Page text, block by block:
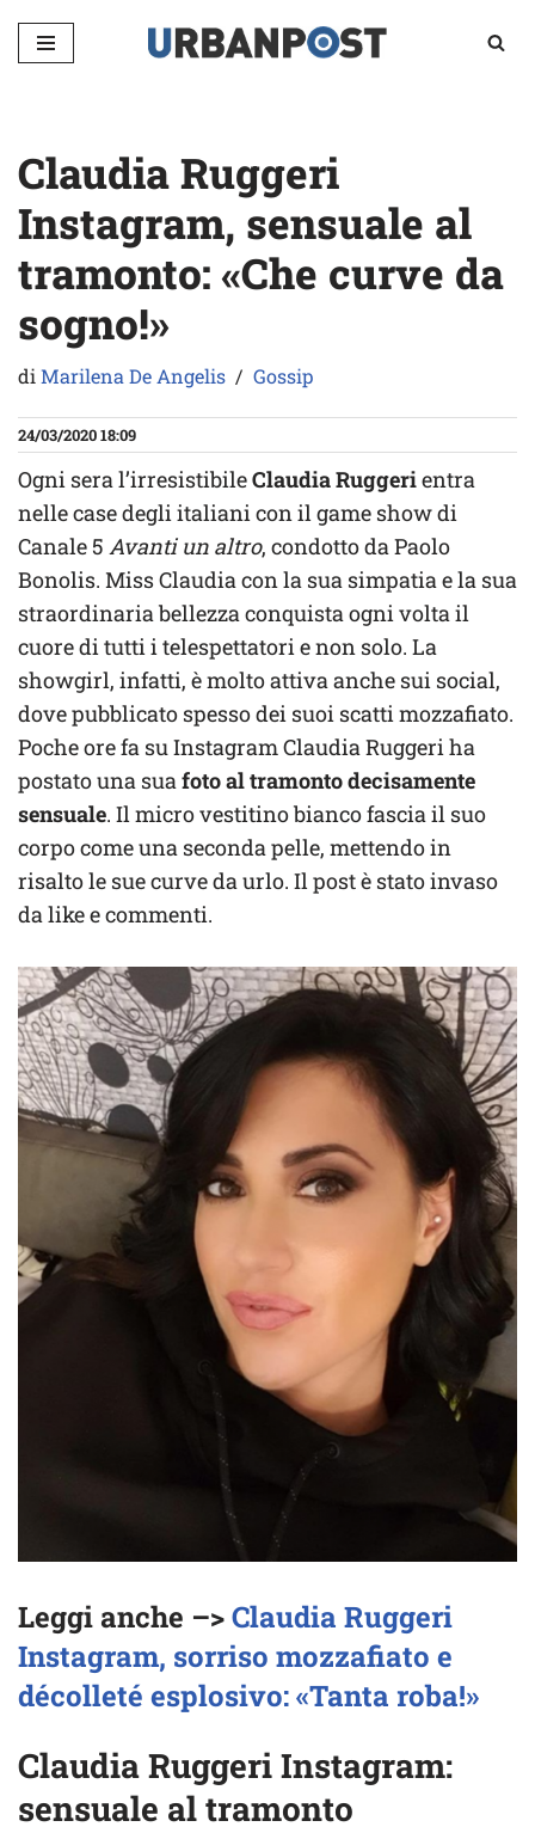
Vai
Claudia Ruggeri
Instagram, sensuale al
tramonto: «Che curve da
sogno!»
diMarilena De Angelis Gossip
24/03/2020 18:09
Ogni sera l’irresistibileClaudia Ruggerientra
nelle case degli italiani con il game show di
Canale 5 Avanti un altro, condotto da Paolo
Bonolis. Miss Claudia con la sua simpatia e la sua
straordinaria bellezza conquista ogni volta il
cuore di tutti i telespettatori e non solo. La
showgirl, infatti, è molto attiva anche sui social,
dove pubblicato spesso dei suoi scatti mozzafiato.
Poche ore fa su Instagram Claudia Ruggeri ha
postato una suafoto al tramonto decisamente
sensuale. Il micro vestitino bianco fascia il suo
corpo come una seconda pelle, mettendo in
risalto le sue curve da urlo. Il post è stato invaso
da like e commenti.
Leggi anche –>Claudia Ruggeri
Instagram, sorriso mozzafiato e
décolleté esplosivo: «Tanta roba!»
Claudia Ruggeri Instagram:
sensuale al tramonto